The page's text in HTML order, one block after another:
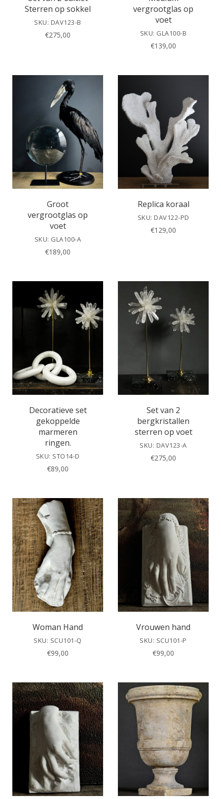
Sterren op sokkel
SKU: DAV123-B
€275,00
vergrootglas op
voet
SKU: GLA100-B
€139,00
Groot
vergrootglas op
voet
SKU: GLA100-A
€189,00
Replica koraal
SKU: DAV122-PD
€129,00
Decoratieve set
gekoppelde
marmeren
ringen.
SKU: STO14-D
€89,00
Set van 2
bergkristallen
sterren op voet
SKU: DAV123-A
€275,00
Woman Hand
SKU: SCU101-Q
€99,00
Vrouwen hand
SKU: SCU101-P
€99,00